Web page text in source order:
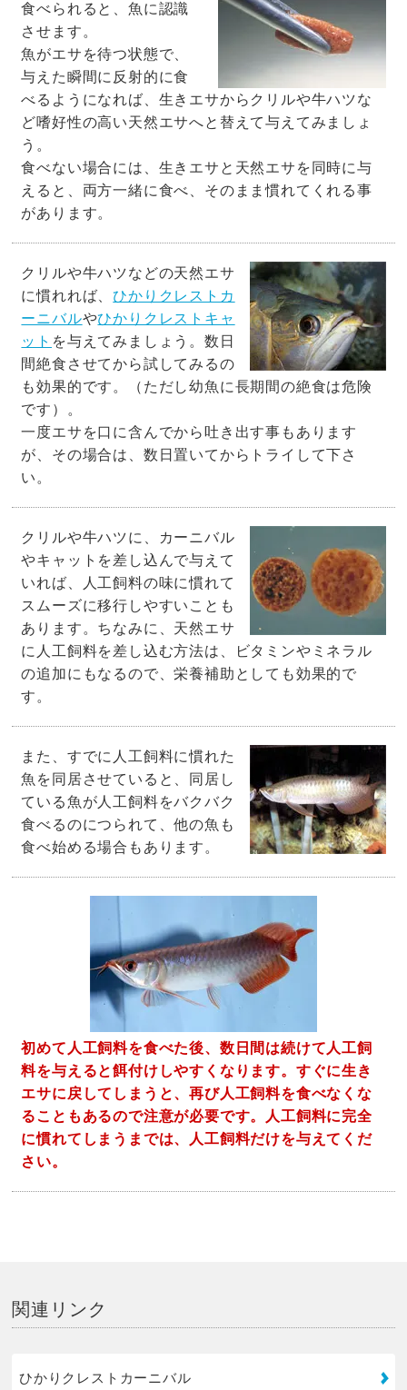
食べられると、魚に認識
させます。
魚がエサを待つ状態で、
与えた瞬間に反射的に食
べるようになれば、生きエサからクリルや牛ハツな
ど嗜好性の高い天然エサへと替えて与えてみましょ
う。
食べない場合には、生きエサと天然エサを同時に与
えると、両方一緒に食べ、そのまま慣れてくれる事
があります。
クリルや牛ハツなどの天然エサ
に慣れれば、ひかりクレストカ
ーニバルやひかりクレストキャ
ット を与えてみましょう。数日
間絶食させてから試してみるの
も効果的です。（ただし幼魚に長期間の絶食は危険
です）。
一度エサを口に含んでから吐き出す事もあります
が、その場合は、数日置いてからトライして下さ
い。
クリルや牛ハツに、カーニバル
やキャットを差し込んで与えて
いれば、人工飼料の味に慣れて
スムーズに移行しやすいことも
あります。ちなみに、天然エサ
に人工飼料を差し込む方法は、ビタミンやミネラル
の追加にもなるので、栄養補助としても効果的で
す。
また、すでに人工飼料に慣れた
魚を同居させていると、同居し
ている魚が人工飼料をバクバク
食べるのにつられて、他の魚も
食べ始める場合もあります。
初めて人工飼料を食べた後、数日間は続けて人工飼
料を与えると餌付けしやすくなります。すぐに生き
エサに戻してしまうと、再び人工飼料を食べなくな
ることもあるので注意が必要です。人工飼料に完全
に慣れてしまうまでは、人工飼料だけを与えてくだ
さい。
関連リンク
ひかりクレストカーニバル